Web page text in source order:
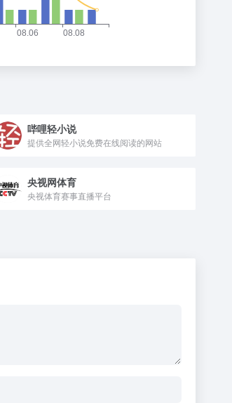
哔哩轻小说
提供全网轻小说免费在线阅读的网站
央视网体育
央视体育赛事直播平台